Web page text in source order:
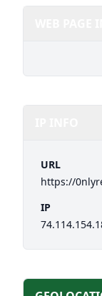
URL
https://
IP